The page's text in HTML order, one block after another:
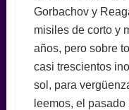
Gorbachov y
misiles de corto y
años, pero sobre
casi trescientos
sol, para
leemos, el